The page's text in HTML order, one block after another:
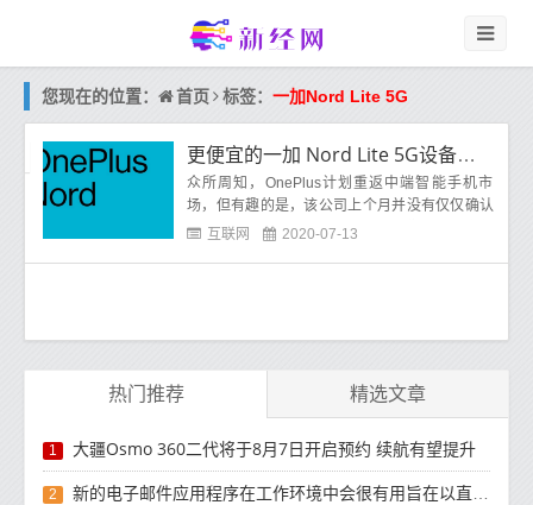
您现在的位置： 首页 标签： 一加Nord Lite 5G
更便宜的一加 Nord Lite 5G设备可能已经在生产中
众所周知，OnePlus计划重返中端智能手机市
场，但有趣的是，该公司上个月并没有仅仅确认
一种Nord型号。取而代之的是，我们获得了全新
互联网 2020-07-13
热门推荐 精选文章
1 大疆Osmo 360二代将于8月7日开启预约 续航有望提升
2 新的电子邮件应用程序在工作环境中会很有用旨在以直观方式组织电子邮件收件箱的新功能